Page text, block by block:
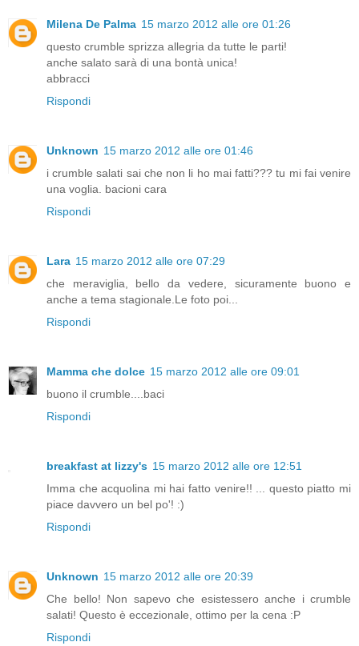
Milena De Palma 15 marzo 2012 alle ore 01:26
questo crumble sprizza allegria da tutte le parti!
anche salato sarà di una bontà unica!
abbracci
Rispondi
Unknown 15 marzo 2012 alle ore 01:46
i crumble salati sai che non li ho mai fatti??? tu mi fai venire
una voglia. bacioni cara
Rispondi
Lara 15 marzo 2012 alle ore 07:29
che meraviglia, bello da vedere, sicuramente buono e
anche a tema stagionale.Le foto poi...
Rispondi
Mamma che dolce 15 marzo 2012 alle ore 09:01
buono il crumble....baci
Rispondi
breakfast at lizzy's 15 marzo 2012 alle ore 12:51
Imma che acquolina mi hai fatto venire!! ... questo piatto mi
piace davvero un bel po'! :)
Rispondi
Unknown 15 marzo 2012 alle ore 20:39
Che bello! Non sapevo che esistessero anche i crumble
salati! Questo è eccezionale, ottimo per la cena :P
Rispondi